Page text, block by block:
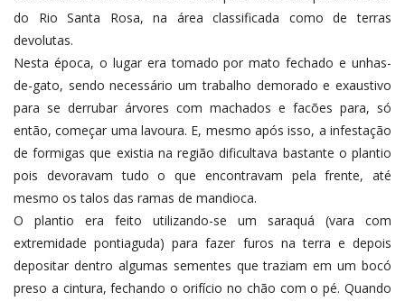
do Rio Santa Rosa, na área classificada como de terras
devolutas.
Nesta época, o lugar era tomado por mato fechado e unhas-
de-gato, sendo necessário um trabalho demorado e exaustivo
para se derrubar árvores com machados e facões para, só
então, começar uma lavoura. E, mesmo após isso, a infestação
de formigas que existia na região dificultava bastante o plantio
pois devoravam tudo o que encontravam pela frente, até
mesmo os talos das ramas de mandioca.
O plantio era feito utilizando-se um saraquá (vara com
extremidade pontiaguda) para fazer furos na terra e depois
depositar dentro algumas sementes que traziam em um bocó
preso a cintura, fechando o orifício no chão com o pé. Quando